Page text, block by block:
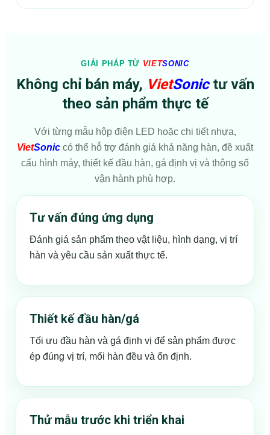
GIẢI PHÁP TỪ VIETSONIC
Không chỉ bán máy, VietSonictư vấn
theo sản phẩm thực tế
Với từng mẫu hộp điện LED hoặc chi tiết nhựa,
VietSonic có thể hỗ trợ đánh giá khả năng hàn, đề xuất
cấu hình máy, thiết kế đầu hàn, gá định vị và thông số
vận hành phù hợp.
Tư vấn đúng ứng dụng
Đánh giá sản phẩm theo vật liệu, hình dạng, vị trí
hàn và yêu cầu sản xuất thực tế.
Thiết kế đầu hàn/gá
Tối ưu đầu hàn và gá định vị để sản phẩm được
ép đúng vị trí, mối hàn đều và ổn định.
Thử mẫu trước khi triển khai